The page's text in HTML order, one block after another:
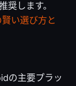
奨します。
い選び方と
の主要プラッ